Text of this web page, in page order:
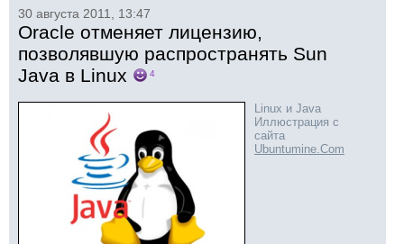
30 августа 2011, 13:47
Oracle отменяет лицензию,
позволявшую распространять Sun
Java в Linux
4
Linux и Java
Иллюстрация с
сайта
Ubuntumine.Com